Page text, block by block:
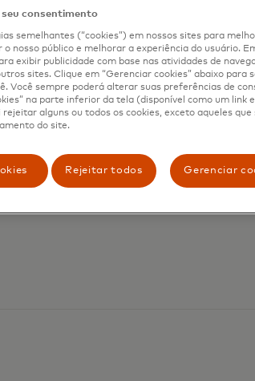
consentimento
semelhantes (“cookies”) em nossos sites para
nosso público e melhorar a experiência do usuário.
exibir publicidade com base nas atividades de
sites. Clique em “Gerenciar cookies” abaixo para
Você sempre poderá alterar suas preferências de
na parte inferior da tela (disponível como um link
rejeitar alguns ou todos os cookies, exceto aqueles
do site.
Rejeitar todos Gerenciar